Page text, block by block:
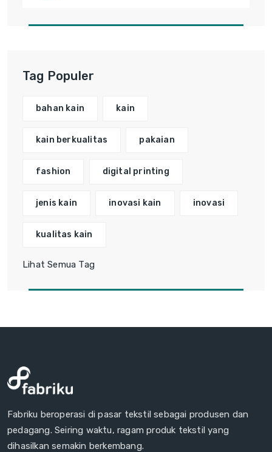
Tag Populer
bahan kain kain
kain berkualitas pakaian
fashion digital printing
jenis kain inovasi kain inovasi
kualitas kain
Lihat Semua Tag
Fabriku beroperasi di pasar tekstil sebagai produsen dan
pedagang. Seiring waktu, ragam produk tekstil yang
dihasilkan semakin berkembang.